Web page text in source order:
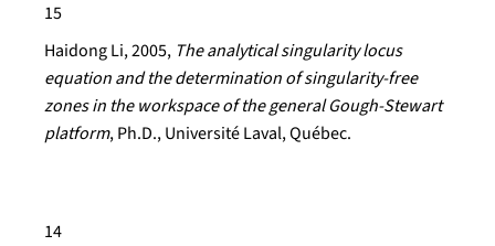
15
Haidong Li, 2005, The analytical singularity locus
equation and the determination of singularity-free
zones in the workspace of the general Gough-Stewart
platform, Ph.D., Université Laval, Québec.
14